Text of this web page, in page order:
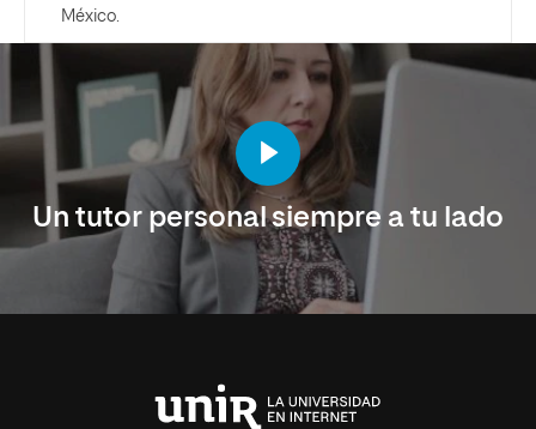
México.
Un tutor personal siempre a tu lado